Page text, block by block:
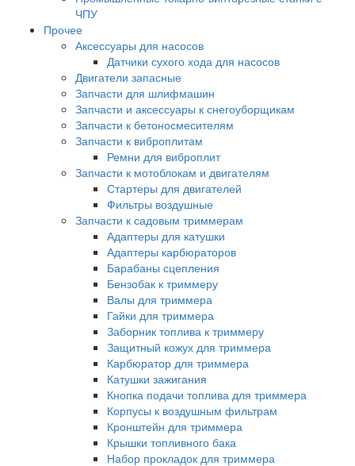
ЧПУ
Прочее
Аксессуары для насосов
Датчики сухого хода для насосов
Двигатели запасные
Запчасти для шлифмашин
Запчасти и аксессуары к снегоуборщикам
Запчасти к бетоносмесителям
Запчасти к виброплитам
Ремни для виброплит
Запчасти к мотоблокам и двигателям
Стартеры для двигателей
Фильтры воздушные
Запчасти к садовым триммерам
Адаптеры для катушки
Адаптеры карбюраторов
Барабаны сцепления
Бензобак к триммеру
Валы для триммера
Гайки для триммера
Заборник топлива к триммеру
Защитный кожух для триммера
Карбюратор для триммера
Катушки зажигания
Кнопка подачи топлива для триммера
Корпусы к воздушным фильтрам
Кронштейн для триммера
Крышки топливного бака
Набор прокладок для триммера